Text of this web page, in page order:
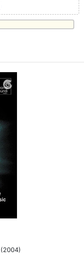
(2004)